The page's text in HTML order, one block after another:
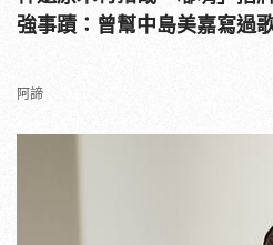
強事蹟：曾幫中島美嘉寫過
阿諦